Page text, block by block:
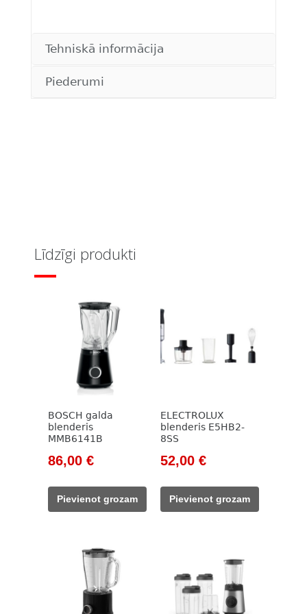
Tehniskā informācija
Piederumi
Līdzīgi produkti
BOSCH galda
blenderis
MMB6141B
Original
was:
115,00 €.
86,00 €Current
Pievienot grozam
ELECTROLUX
blenderis E5HB2-
8SS
Original
was:
93,00 €.
52,00 €Current
Pievienot grozam